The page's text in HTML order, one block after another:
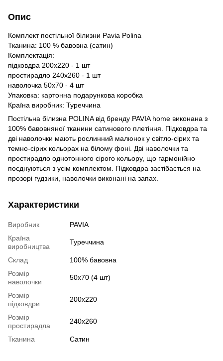
Опис
Комплект постільної білизни Pavia Polina
Тканина: 100 % бавовна (сатин)
Комплектація:
підковдра 200х220 - 1 шт
простирадло 240х260 - 1 шт
наволочка 50х70 - 4 шт
Упаковка: картонна подарункова коробка
Країна виробник: Туреччина
Постільна білизна POLINA від бренду PAVIA home виконана з
100% бавовняної тканини сатинового плетіння. Підковдра та
дві наволочки мають рослинний малюнок у світло-сірих та
темно-сірих кольорах на білому фоні. Дві наволочки та
простирадло однотонного сірого кольору, що гармонійно
поєднуються з усім комплектом. Підковдра застібається на
прозорі гудзики, наволочки виконані на запах.
Характеристики
Виробник
PAVIA
Країна
виробництва
Туреччина
Склад
100% бавовна
Розмір
наволочки
50х70 (4 шт)
Розмір
підковдри
200х220
Розмір
простирадла
240х260
Тканина Сатин